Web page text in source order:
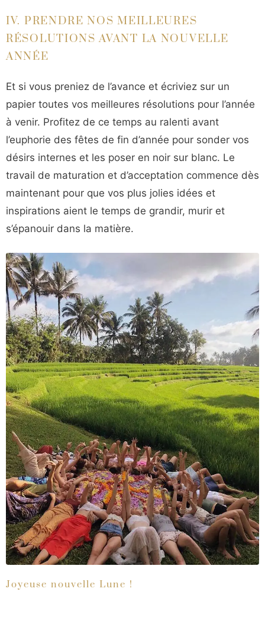
IV. PRENDRE NOS MEILLEURES
RÉSOLUTIONS AVANT LA NOUVELLE
ANNÉE
Et si vous preniez de l’avance et écriviez sur un
papier toutes vos meilleures résolutions pour l’année
à venir. Profitez de ce temps au ralenti avant
l’euphorie des fêtes de fin d’année pour sonder vos
désirs internes et les poser en noir sur blanc. Le
travail de maturation et d’acceptation commence dès
maintenant pour que vos plus jolies idées et
inspirations aient le temps de grandir, murir et
s’épanouir dans la matière.
Joyeuse nouvelle Lune !